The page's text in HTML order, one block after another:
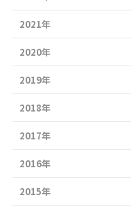
2021年
2020年
2019年
2018年
2017年
2016年
2015年